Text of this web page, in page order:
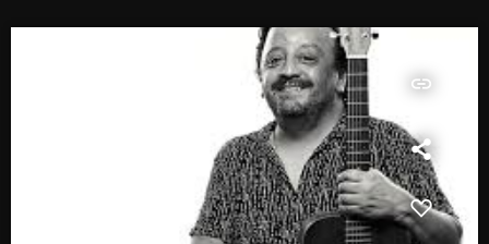
insert_link